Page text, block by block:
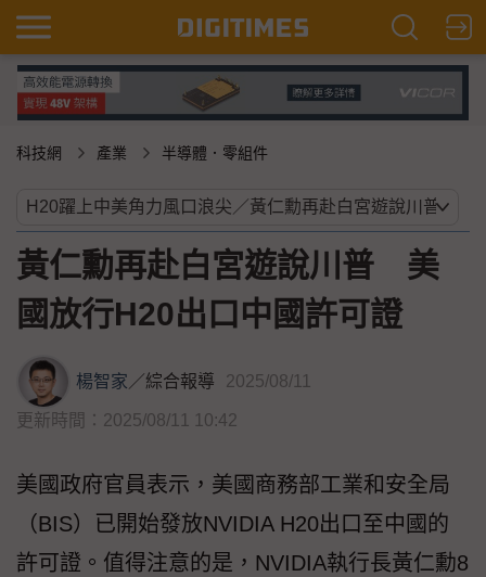
科技網 產業 半導體．零組件
黃仁勳再赴白宮遊說川普 美
國放行H20出口中國許可證
楊智家／綜合報導 2025/08/11
更新時間：2025/08/11 10:42
美國政府官員表示，美國商務部工業和安全局
（BIS）已開始發放NVIDIA H20出口至中國的
許可證。值得注意的是，NVIDIA執行長黃仁勳8